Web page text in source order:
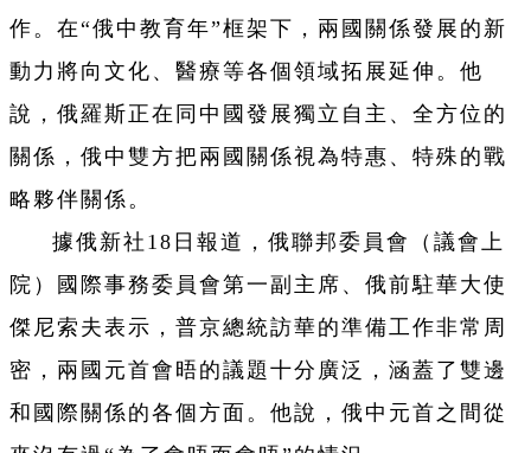
作。在“俄中教育年”框架下，兩國關係發展的新
動力將向文化、醫療等各個領域拓展延伸。他
說，俄羅斯正在同中國發展獨立自主、全方位的
關係，俄中雙方把兩國關係視為特惠、特殊的戰
略夥伴關係。
據俄新社18日報道，俄聯邦委員會（議會上
院）國際事務委員會第一副主席、俄前駐華大使
傑尼索夫表示，普京總統訪華的準備工作非常周
密，兩國元首會晤的議題十分廣泛，涵蓋了雙邊
和國際關係的各個方面。他說，俄中元首之間從